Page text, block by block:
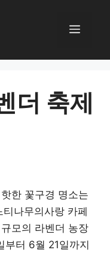
메
더 축제
한 꽃구경 명소는
나무의사랑 카페
모의 라벤더 농장
부터 6월 21일까지